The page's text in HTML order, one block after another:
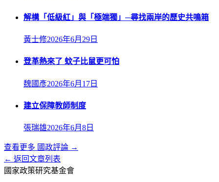
解構「低級紅」與「極端獨」─尋找兩岸的歷史共鳴箱
黃士修2026年6月29日
登革熱來了 蚊子比鼠更可怕
魏國彥2026年6月17日
建立保障教師制度
張瑞雄2026年6月8日
查看更多 國政評論 →
← 返回文章列表
國家政策研究基金會